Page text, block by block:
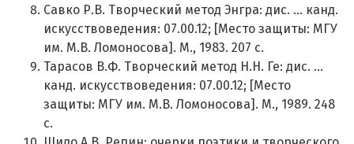
Савко Р.В. Творческий метод Энгра: дис. ... канд.
искусствоведения: 07.00.12; [Место защиты: МГУ
им. М.В. Ломоносова]. М., 1983. 207 с.
Тарасов В.Ф. Творческий метод Н.Н. Ге: дис. ...
канд. искусствоведения: 07.00.12; [Место
защиты: МГУ им. М.В. Ломоносова]. М., 1989. 248
с.